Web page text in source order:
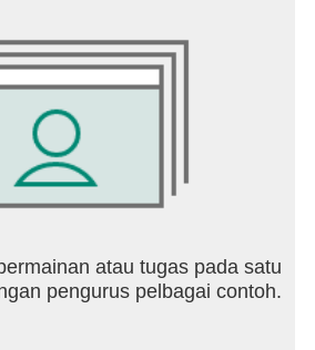
atau tugas pada satu
pengurus pelbagai contoh.